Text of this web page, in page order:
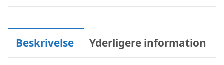
Beskrivelse Yderligere information